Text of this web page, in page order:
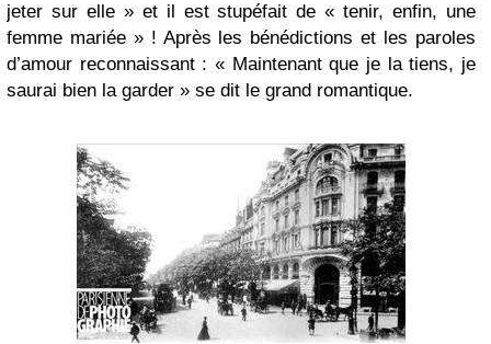
jeter sur elle » et il est stupéfait de « tenir, enfin, une
femme mariée » ! Après les bénédictions et les paroles
d’amour reconnaissant : « Maintenant que je la tiens, je
saurai bien la garder » se dit le grand romantique.